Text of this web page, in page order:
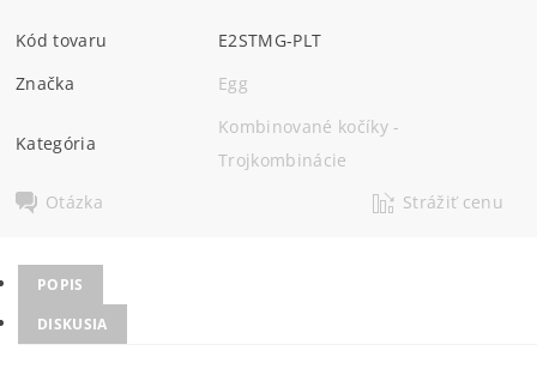
Kód tovaru
E2STMG-PLT
Značka
Egg
Kategória
Kombinované kočíky -
Trojkombinácie
Otázka
Strážiť cenu
POPIS
DISKUSIA